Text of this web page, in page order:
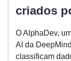
criados
O AlphaDev,
AI da
classificam